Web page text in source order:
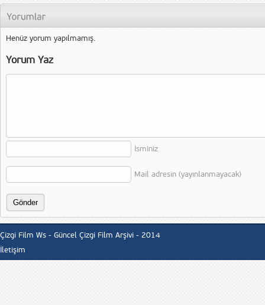
Henüz yorum yapılmamış.
Yorum Yaz
İsminiz
Mail adresin (yayınlanmayacak)
Çizgi Film Ws - Güncel Çizgi Film Arşivi - 2014
İletişim